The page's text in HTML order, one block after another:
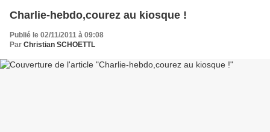
Charlie-hebdo,courez au kiosque !
Publié le 02/11/2011 à 09:08
Par Christian SCHOETTL